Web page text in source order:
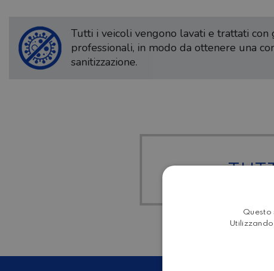
Tutti i veicoli vengono lavati e trattati con
professionali, in modo da ottenere una
sanitizzazione.
Questo